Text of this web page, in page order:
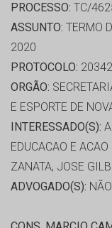
PROCESSO: TC/
ASSUNTO: TERMO
2020
PROTOCOLO:
ORGÃO:
E ESPORTE DE
INTERESSADO(S):
EDUCACAO E
ZANATA, JOSE
ADVOGADO(S):